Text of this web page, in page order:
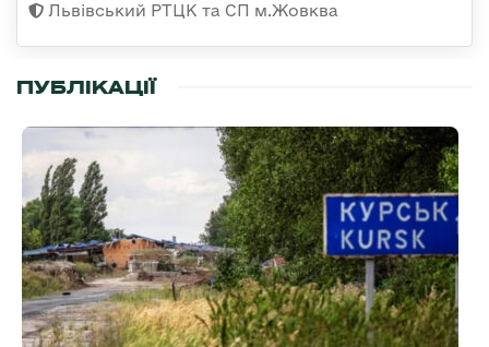
Львівський РТЦК та СП м.Жовква
ПУБЛІКАЦІЇ